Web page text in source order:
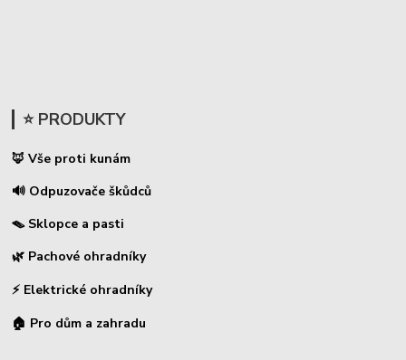
⭐ PRODUKTY
🦊 Vše proti kunám
🔊 Odpuzovače škůdců
🪤 Sklopce a pasti
🌿 Pachové ohradníky
⚡ Elektrické ohradníky
🏠 Pro dům a zahradu